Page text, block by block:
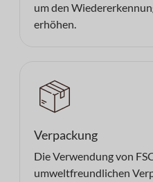
um den
erhöhen.
Verpackung
Die Verwendung von
umweltfreundlichen